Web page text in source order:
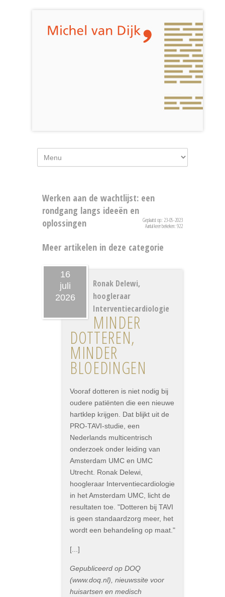
Werken aan de wachtlijst: een
rondgang langs ideeën en
oplossingen
Geplaatst op: 23-05-2023
Aantal keer bekeken: 922
Meer artikelen in deze categorie
16
juli
2026
Ronak Delewi,
hoogleraar
Interventiecardiologie
MINDER
DOTTEREN,
MINDER
BLOEDINGEN
Vooraf dotteren is niet nodig bij
oudere patiënten die een nieuwe
hartklep krijgen. Dat blijkt uit de
PRO-TAVI-studie, een
Nederlands multicentrisch
onderzoek onder leiding van
Amsterdam UMC en UMC
Utrecht. Ronak Delewi,
hoogleraar Interventiecardiologie
in het Amsterdam UMC, licht de
resultaten toe. "Dotteren bij TAVI
is geen standaardzorg meer, het
wordt een behandeling op maat."
[...]
Gepubliceerd op DOQ
(www.doq.nl), nieuwssite voor
huisartsen en medisch